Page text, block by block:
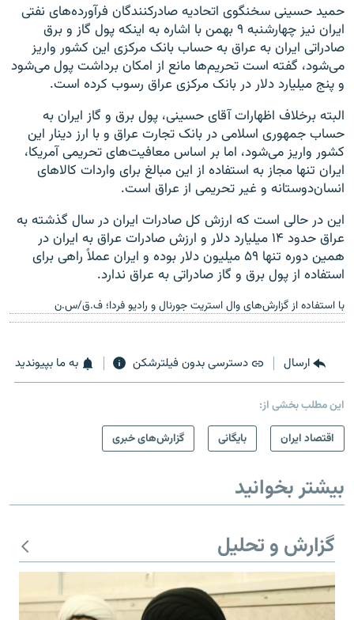
حمید حسینی سخنگوی اتحادیه صادرکنندگان فرآورده‌های نفتی
ایران نیز چهارشنبه ۹ بهمن با اشاره به اینکه پول گاز و برق
صادراتی ایران به عراق به حساب بانک مرکزی این کشور واریز
می‌شود، گفته است تحریم‌ها مانع از امکان برداشت پول می‌شود
و پنج میلیارد دلار در بانک مرکزی عراق رسوب کرده است.
البته برخلاف اظهارات آقای حسینی، پول برق و گاز ایران به
حساب جمهوری اسلامی در بانک تجارت عراق و با ارز دینار این
کشور واریز می‌شود، اما بر اساس معافیت‌های تحریمی آمریکا،
ایران تنها مجاز به استفاده از این مبالغ برای واردات کالاهای
انسان‌دوستانه و غیر تحریمی از عراق است.
این در حالی است که ارزش کل صادرات ایران در سال گذشته به
عراق حدود ۱۴ میلیارد دلار و ارزش صادرات عراق به ایران در
همین دوره تنها ۵۹ میلیون دلار بوده و ایران عملاً راهی برای
استفاده از پول برق و گاز صادراتی به عراق ندارد.
با استفاده از گزارش‌های وال استریت جورنال و رادیو فردا؛ ف.ق/س.ن
ارسال دسترسی بدون فیلترشکن به ما بپیوندید
این مطلب بخشی از:
اقتصاد ایران
بایگانی گزارش‌های خبری
بیشتر بخوانید
گزارش و تحلیل